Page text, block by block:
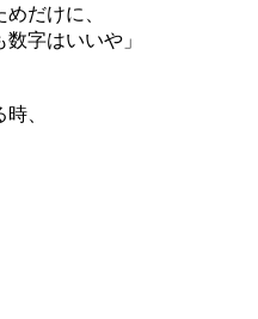
だけに、
字はいいや」
、